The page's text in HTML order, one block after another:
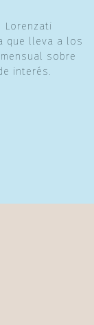
que lleva a los
sobre
interés.